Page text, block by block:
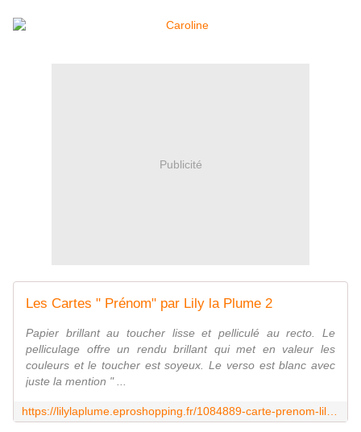
Publicité
Les Cartes " Prénom" par Lily la Plume 2
Papier brillant au toucher lisse et pelliculé au recto. Le
pelliculage offre un rendu brillant qui met en valeur les
couleurs et le toucher est soyeux. Le verso est blanc avec
juste la mention " ...